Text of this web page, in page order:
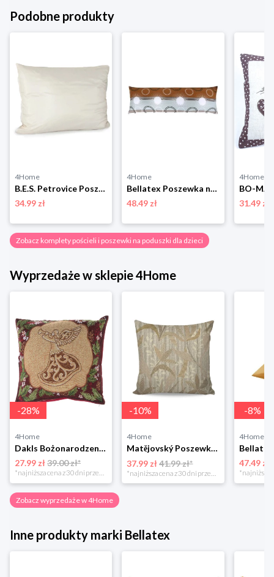
Podobne produkty
4Home
B.E.S. Petrovice Poszewka mikro na poduszkę kawowy, 70 x 90 cm
34.99 zł
4Home
Bellatex Poszewka na poduszkę relaksacyjną Promień brązowy, 50 x 145 cm, 50 x 145 cm
48.49 zł
4Home
31.49 zł
Zobacz komplety pościeli i poszewki na poduszki dla dzieci
Wyprzedaże w sklepie 4Home
-28%
4Home
Dakls Bożonarodzeniowa poszewka na poduszkę Angel red, 40 x 40 cm 4-Home
27.99 zł39.00 zł*
-10%
4Home
Matějovský Poszewka na poduszkę Solei, 40 x 40 cm
37.99 zł 41.99 zł*
-8%
4Home
47.49 zł
Zobacz wyprzedaże w 4Home
Inne produkty marki Bellatex